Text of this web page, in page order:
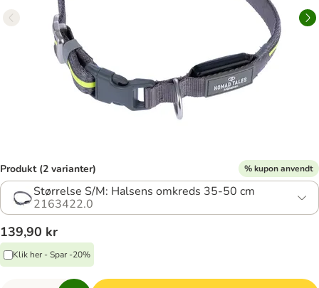
Produkt (2 varianter) % kupon anvendt
Størrelse S/M: Halsens omkreds 35-50 cm
2163422.0
139,90 kr
Klik her - Spar -20%